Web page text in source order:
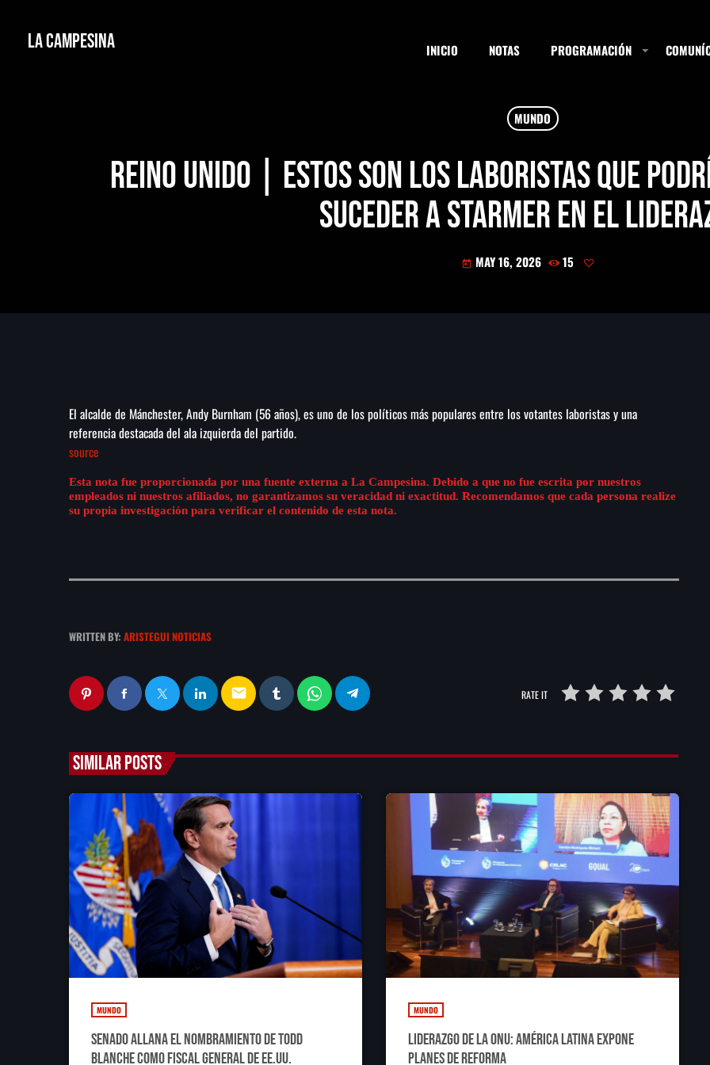
La Campesina INICIO NOTAS PROGRAMACIÓN
SEARCH
MUNDO
Reino Unido | Estos son los laboristas que
suceder a Starmer en el
today MAY 16, 2026 15
El alcalde de Mánchester, Andy Burnham (56 años), es uno de los políticos más populares entre los votantes laboristas y una
referencia destacada del ala izquierda del partido.
source
Esta nota fue proporcionada por una fuente externa a La Campesina. Debido a que no fue escrita por nuestros
empleados ni nuestros afiliados, no garantizamos su veracidad ni exactitud. Recomendamos que cada persona realize
su propia investigación para verificar el contenido de esta nota.
WRITTEN BY: ARISTEGUI NOTICIAS
email RATE IT
SIMILAR POSTS
MUNDO
Senado allana el nombramiento de Todd
Blanche como fiscal general de EE.UU.
MUNDO
Liderazgo de la ONU: América Latina expone
planes de reforma